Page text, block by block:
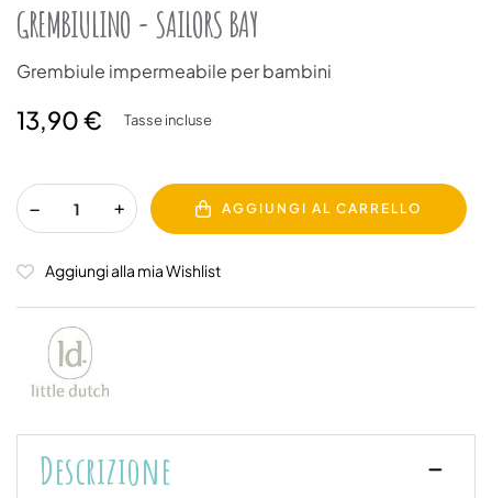
GREMBIULINO - SAILORS BAY
Grembiule impermeabile per bambini
13,90 € Tasse incluse
AGGIUNGI AL CARRELLO
Aggiungi alla mia Wishlist
Descrizione